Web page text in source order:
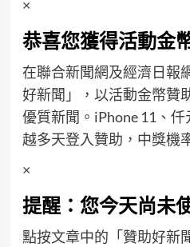
×
恭喜您獲得活動金
在聯合新聞網及經濟日報
好新聞」，以活動金幣贊
優質新聞。iPhone 11、
越多天登入贊助，中獎機
×
提醒：您今天尚未
點按文章中的「贊助好新